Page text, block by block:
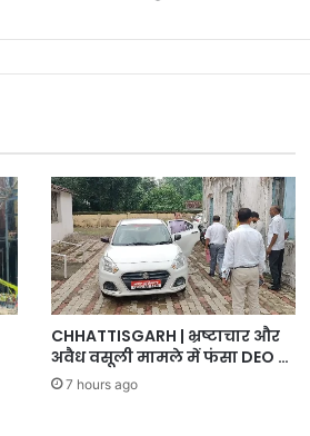
CHHATTISGARH | भ्रष्टाचार और
अवैध वसूली मामले में फंसा DEO …
7 hours ago